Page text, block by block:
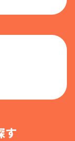
す